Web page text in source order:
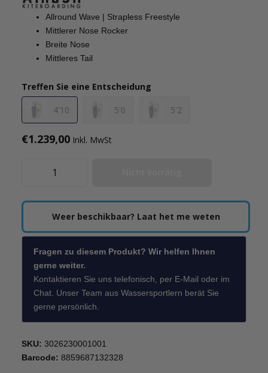
Allround Wave | Strapless Freestyle
Mittlerer Nose Rocker
Breite Nose
Mittleres Tail
Treffen Sie eine Entscheidung
4'10 5'0 5'2
€1.239,00 Inkl. MwSt
Weer beschikbaar? Laat het me weten
Fragen zu diesem Produkt? Wir helfen Ihnen
gerne weiter.
Kontaktieren Sie uns telefonisch, per E-Mail oder im
Chat. Unser Team aus Wassersportlern berät Sie
gerne persönlich.
SKU: 3026230001001
Barcode: 8859687132328